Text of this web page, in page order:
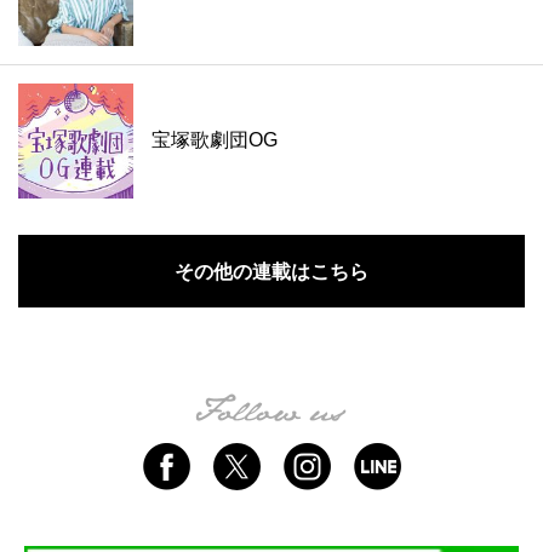
宝塚歌劇団OG
その他の連載はこちら